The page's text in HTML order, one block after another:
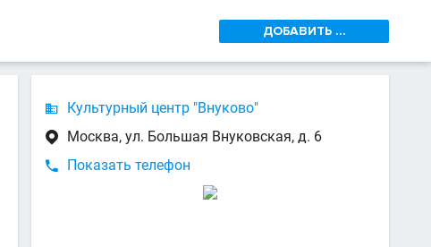
ДОБАВИТЬ ...
 Культурный центр "Внуково"
 Москва, ул. Большая Внуковская, д. 6
 Показать телефон